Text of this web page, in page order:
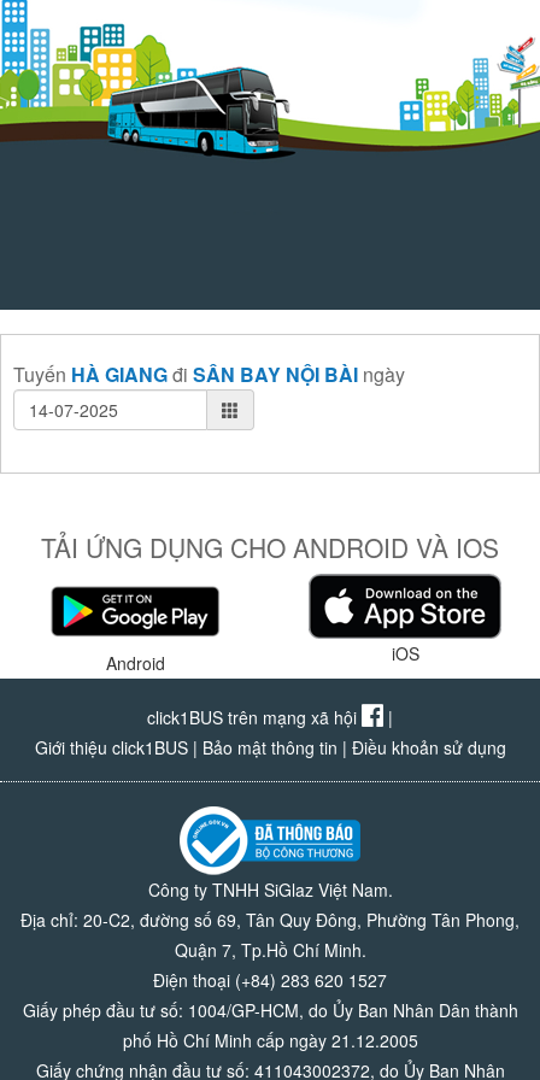
Tuyến HÀ GIANGđi SÂN BAY NỘI BÀI ngày
TẢI ỨNG DỤNG CHO ANDROID VÀ IOS
Android iOS
click1BUS trên mạng xã hội
|
Giới thiệu click1BUS| Bảo mật thông tin | Điều khoản sử dụng
Công ty TNHH SiGlaz Việt Nam.
Địa chỉ: 20-C2, đường số 69, Tân Quy Đông, Phường Tân Phong,
Quận 7, Tp.Hồ Chí Minh.
Điện thoại (+84) 283 620 1527
Giấy phép đầu tư số: 1004/GP-HCM, do Ủy Ban Nhân Dân thành
phố Hồ Chí Minh cấp ngày 21.12.2005
Giấy chứng nhận đầu tư số: 411043002372, do Ủy Ban Nhân